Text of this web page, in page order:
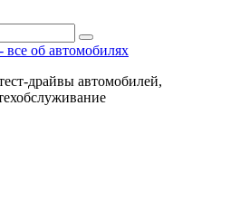
все об автомобилях
драйвы автомобилей,